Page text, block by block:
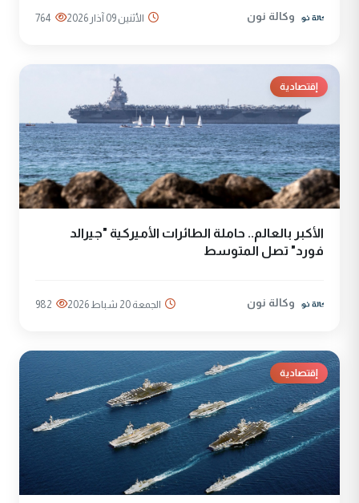
وكالة نون الأثنين 09 آذار 2026 764
إقتصادية
الأكبر بالعالم.. حاملة الطائرات الأميركية "جيرالد
فورد" تصل المتوسط
وكالة نون الجمعة 20 شباط 2026 982
إقتصادية